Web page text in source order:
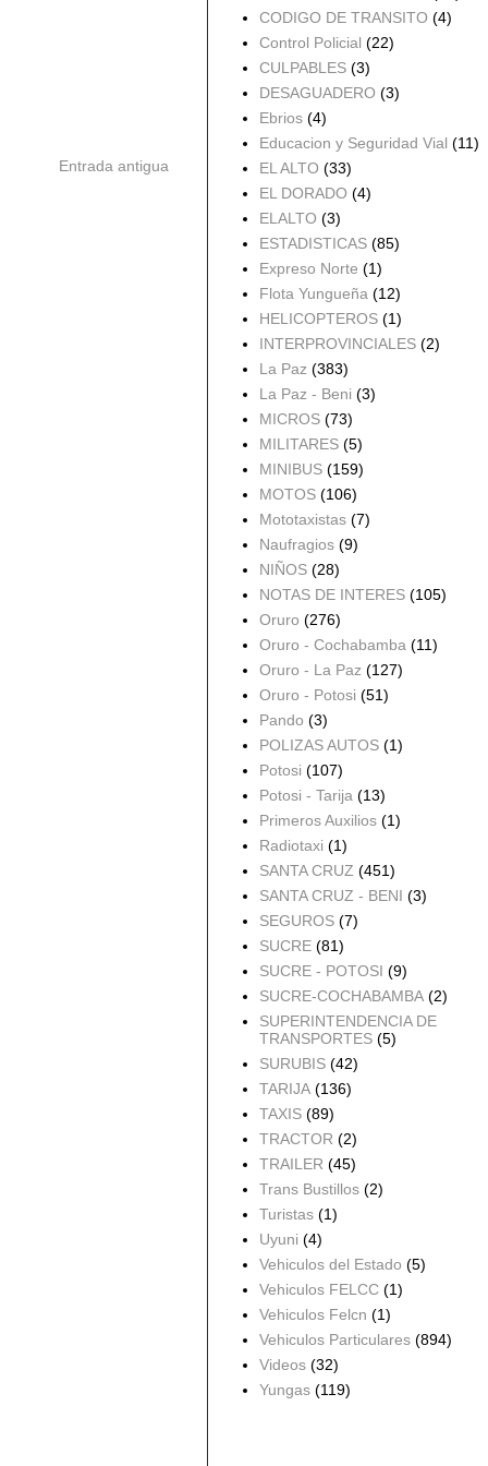
Entrada antigua
CODIGO DE TRANSITO (4)
Control Policial (22)
CULPABLES (3)
DESAGUADERO (3)
Ebrios (4)
Educacion y Seguridad Vial (11)
EL ALTO (33)
EL DORADO (4)
ELALTO (3)
ESTADISTICAS (85)
Expreso Norte (1)
Flota Yungueña (12)
HELICOPTEROS (1)
INTERPROVINCIALES (2)
La Paz (383)
La Paz - Beni (3)
MICROS (73)
MILITARES (5)
MINIBUS (159)
MOTOS (106)
Mototaxistas (7)
Naufragios (9)
NIÑOS (28)
NOTAS DE INTERES (105)
Oruro (276)
Oruro - Cochabamba (11)
Oruro - La Paz (127)
Oruro - Potosi (51)
Pando (3)
POLIZAS AUTOS (1)
Potosi (107)
Potosi - Tarija (13)
Primeros Auxilios (1)
Radiotaxi (1)
SANTA CRUZ (451)
SANTA CRUZ - BENI (3)
SEGUROS (7)
SUCRE (81)
SUCRE - POTOSI (9)
SUCRE-COCHABAMBA (2)
SUPERINTENDENCIA DE
TRANSPORTES (5)
SURUBIS (42)
TARIJA (136)
TAXIS (89)
TRACTOR (2)
TRAILER (45)
Trans Bustillos (2)
Turistas (1)
Uyuni (4)
Vehiculos del Estado (5)
Vehiculos FELCC (1)
Vehiculos Felcn (1)
Vehiculos Particulares (894)
Videos (32)
Yungas (119)